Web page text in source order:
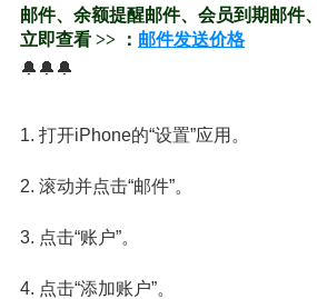
邮件、余额提醒邮件、会员到期邮件
立即查看 >> ： 邮件发送价格
🔔🔔🔔
1. 打开iPhone的“设置”应用。
2. 滚动并点击“邮件”。
3. 点击“账户”。
4. 点击“添加账户”。